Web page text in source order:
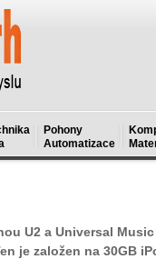
Pohony
Automatizace
U2 a Universal
je založen na 30GB